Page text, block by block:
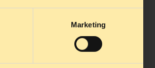
Marketing